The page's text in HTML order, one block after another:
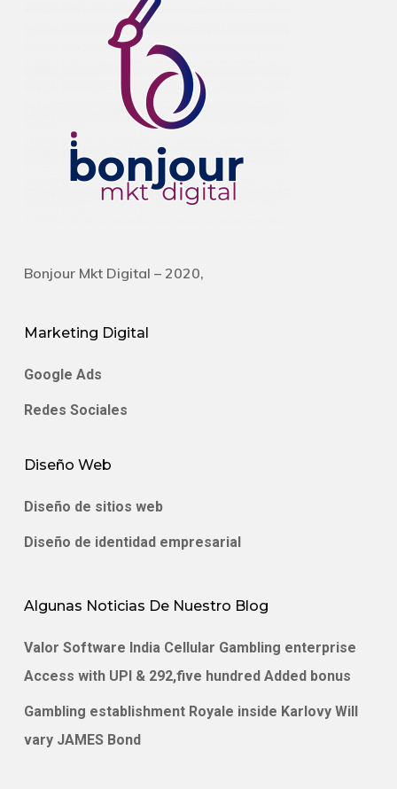
Bonjour Mkt Digital – 2020,
Marketing Digital
Google Ads
Redes Sociales
Diseño Web
Diseño de sitios web
Diseño de identidad empresarial
Algunas Noticias De Nuestro Blog
Valor Software India Cellular Gambling enterprise
Access with UPI & 292,five hundred Added bonus
Gambling establishment Royale inside Karlovy Will
vary JAMES Bond